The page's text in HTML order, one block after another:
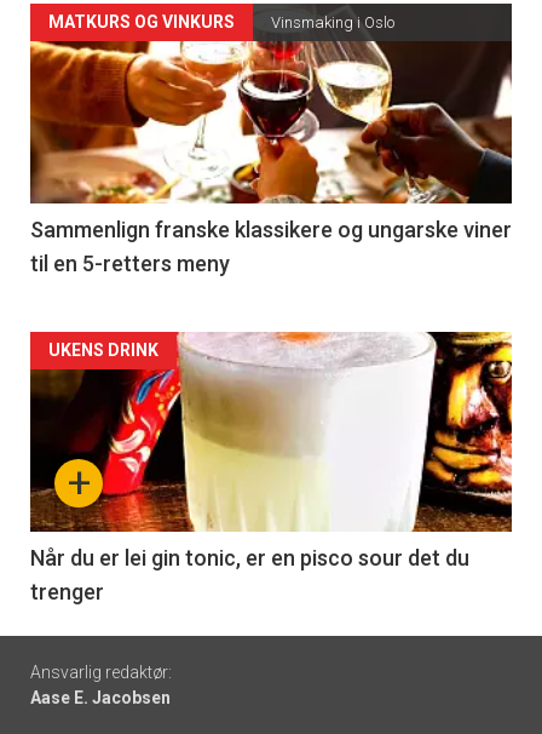
Forsiden
akkurat
nå
-
5
MATKURS OG VINKURS Vinsmaking i Oslo
Sammenlign franske klassikere og ungarske viner
til en 5-retters meny
Forsiden
akkurat
nå
-
6
+
UKENS DRINK
Når du er lei gin tonic, er en pisco sour det du
trenger
Footer
-
Ansvarlig redaktør:
Aase E. Jacobsen